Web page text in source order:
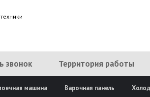
звонок Территория работы
машина Варочная панель